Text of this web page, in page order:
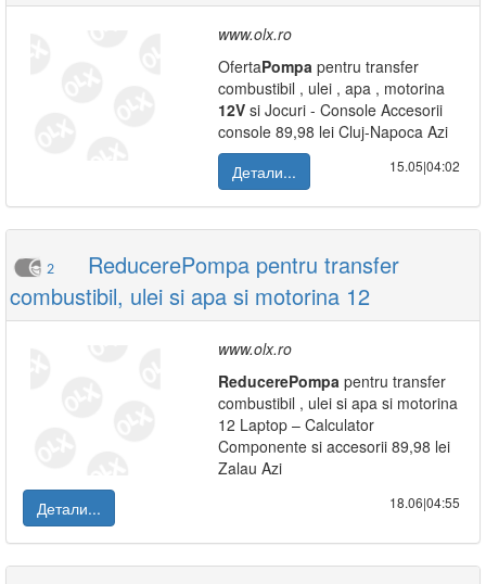
www.olx.ro
OfertaPompa pentru transfer
combustibil , ulei , apa , motorina
12V si Jocuri - Console Accesorii
console 89,98 lei Cluj-Napoca Azi
Детали...
15.05|04:02
2
ReducerePompa pentru transfer
combustibil, ulei si apa si motorina 12
www.olx.ro
ReducerePompa pentru transfer
combustibil , ulei si apa si motorina
12 Laptop – Calculator
Componente si accesorii 89,98 lei
Zalau Azi
Детали...
18.06|04:55